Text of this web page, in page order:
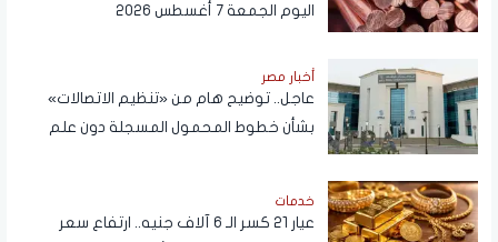
اليوم الجمعة 7 أغسطس 2026
أخبار مصر
عاجل.. توضيح هام من «تنظيم الاتصالات»
بشأن خطوط المحمول المسجلة دون علم
خدمات
عيار 21 كسر الـ 6 آلاف جنيه.. ارتفاع سعر